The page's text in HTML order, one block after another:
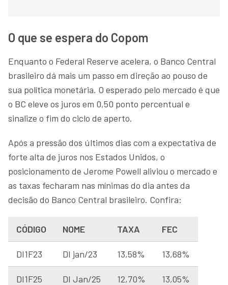
O que se espera do Copom
Enquanto o Federal Reserve acelera, o Banco Central
brasileiro dá mais um passo em direção ao pouso de
sua política monetária. O esperado pelo mercado é que
o BC eleve os juros em 0,50 ponto percentual e
sinalize o fim do ciclo de aperto.
Após a pressão dos últimos dias com a expectativa de
forte alta de juros nos Estados Unidos, o
posicionamento de Jerome Powell aliviou o mercado e
as taxas fecharam nas mínimas do dia antes da
decisão do Banco Central brasileiro. Confira:
CÓDIGO NOME TAXA FEC
DI1F23 DI jan/23 13,58% 13,68%
DI1F25 DI Jan/25 12,70% 13,05%